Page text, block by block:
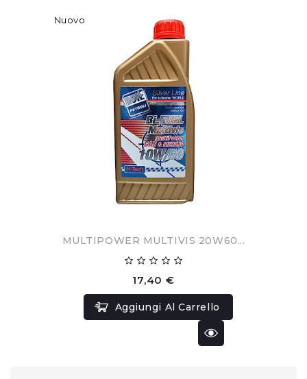
Nuovo
MULTIPOWER MULTIVIS 20W60...
17,40 €
Aggiungi Al Carrello